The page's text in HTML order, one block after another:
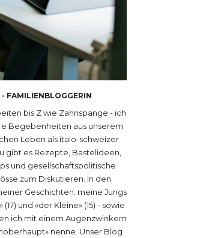
- FAMILIENBLOGGERIN
bis Z wie Zahnspange - ich
Begebenheiten aus unserem
Leben als italo-schweizer
gibt es Rezepte, Bastelideen,
und gesellschaftspolitische
zum Diskutieren. In den
Geschichten: meine Jungs
(17) und «der Kleine» (15) - sowie
ich mit einem Augenzwinkern
nenne. Unser Blog